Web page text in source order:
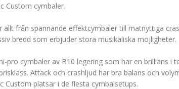
Custom cymbaler.
allt från spännande effektcymbaler till matnyttiga
bredd som erbjuder stora musikaliska möjligheter.
pro cymbaler av B10 legering som har en brillians i
Attack och crashljud har bra balans och
Custom platsar i de flesta cymbalsetups.